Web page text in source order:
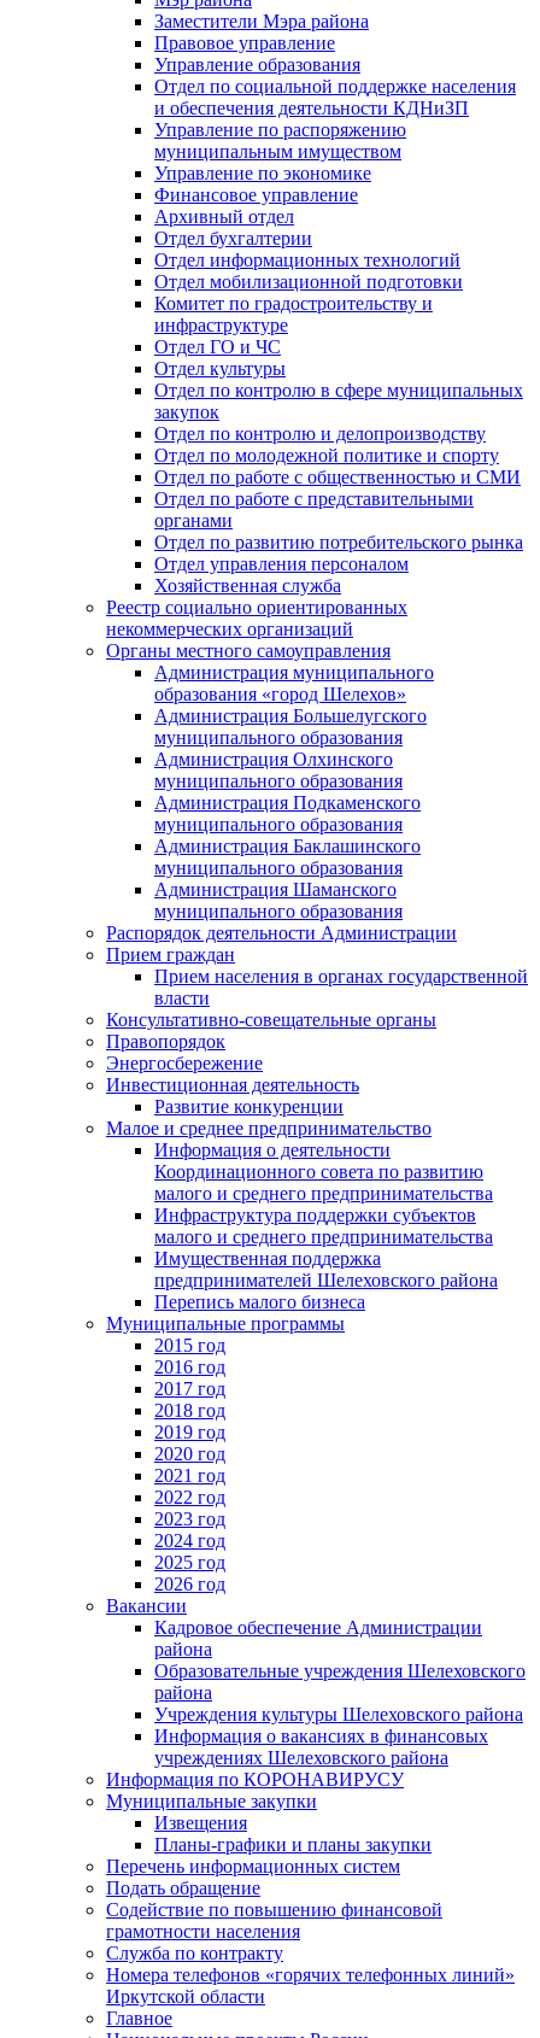
Заместители Мэра района
Правовое управление
Управление образования
Отдел по социальной поддержке населения
и обеспечения деятельности КДНиЗП
Управление по распоряжению
муниципальным имуществом
Управление по экономике
Финансовое управление
Архивный отдел
Отдел бухгалтерии
Отдел информационных технологий
Отдел мобилизационной подготовки
Комитет по градостроительству и
инфраструктуре
Отдел ГО и ЧС
Отдел культуры
Отдел по контролю в сфере муниципальных
закупок
Отдел по контролю и делопроизводству
Отдел по молодежной политике и спорту
Отдел по работе с общественностью и СМИ
Отдел по работе с представительными
органами
Отдел по развитию потребительского рынка
Отдел управления персоналом
Хозяйственная служба
Реестр социально ориентированных
некоммерческих организаций
Органы местного самоуправления
Администрация муниципального
образования «город Шелехов»
Администрация Большелугского
муниципального образования
Администрация Олхинского
муниципального образования
Администрация Подкаменского
муниципального образования
Администрация Баклашинского
муниципального образования
Администрация Шаманского
муниципального образования
Распорядок деятельности Администрации
Прием граждан
Прием населения в органах государственной
власти
Консультативно-совещательные органы
Правопорядок
Энергосбережение
Инвестиционная деятельность
Развитие конкуренции
Малое и среднее предпринимательство
Информация о деятельности
Координационного совета по развитию
малого и среднего предпринимательства
Инфраструктура поддержки субъектов
малого и среднего предпринимательства
Имущественная поддержка
предпринимателей Шелеховского района
Перепись малого бизнеса
Муниципальные программы
2015 год
2016 год
2017 год
2018 год
2019 год
2020 год
2021 год
2022 год
2023 год
2024 год
2025 год
2026 год
Вакансии
Кадровое обеспечение Администрации
района
Образовательные учреждения Шелеховского
района
Учреждения культуры Шелеховского района
Информация о вакансиях в финансовых
учреждениях Шелеховского района
Информация по КОРОНАВИРУСУ
Муниципальные закупки
Извещения
Планы-графики и планы закупки
Перечень информационных систем
Подать обращение
Содействие по повышению финансовой
грамотности населения
Служба по контракту
Номера телефонов «горячих телефонных линий»
Иркутской области
Главное